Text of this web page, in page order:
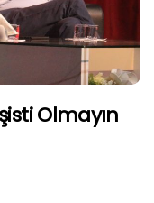
Olmayın